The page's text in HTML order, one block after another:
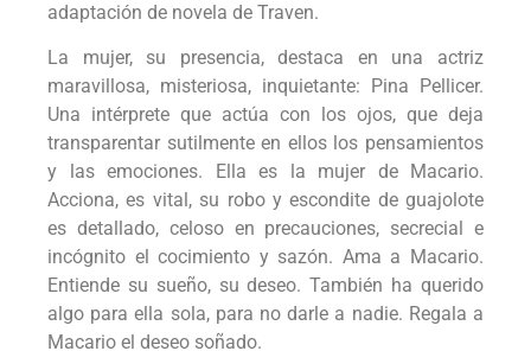
adaptación de novela de Traven.
La mujer, su presencia, destaca en una actriz
maravillosa, misteriosa, inquietante: Pina Pellicer.
Una intérprete que actúa con los ojos, que deja
transparentar sutilmente en ellos los pensamientos
y las emociones. Ella es la mujer de Macario.
Acciona, es vital, su robo y escondite de guajolote
es detallado, celoso en precauciones, secrecial e
incógnito el cocimiento y sazón. Ama a Macario.
Entiende su sueño, su deseo. También ha querido
algo para ella sola, para no darle a nadie. Regala a
Macario el deseo soñado.